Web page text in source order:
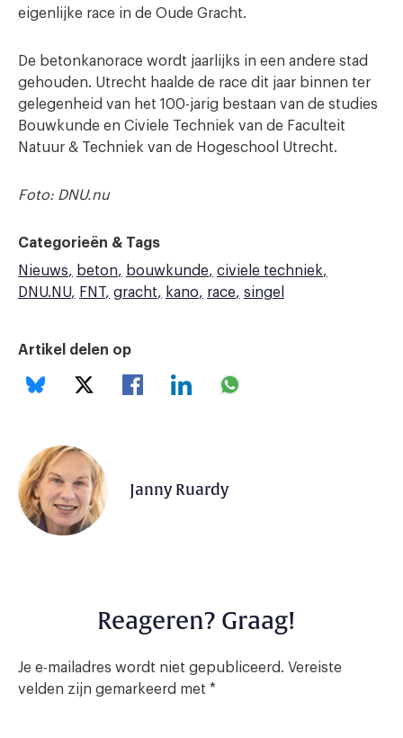
eigenlijke race in de Oude Gracht.
De betonkanorace wordt jaarlijks in een andere stad
gehouden. Utrecht haalde de race dit jaar binnen ter
gelegenheid van het 100-jarig bestaan van de studies
Bouwkunde en Civiele Techniek van de Faculteit
Natuur & Techniek van de Hogeschool Utrecht.
Foto: DNU.nu
Categorieën & Tags
Nieuws
beton bouwkunde
civiele techniek
DNU.NU
FNT gracht kano race singel
Artikel delen op
Janny Ruardy
Reageren? Graag!
Je e-mailadres wordt niet gepubliceerd. Vereiste
velden zijn gemarkeerd met *